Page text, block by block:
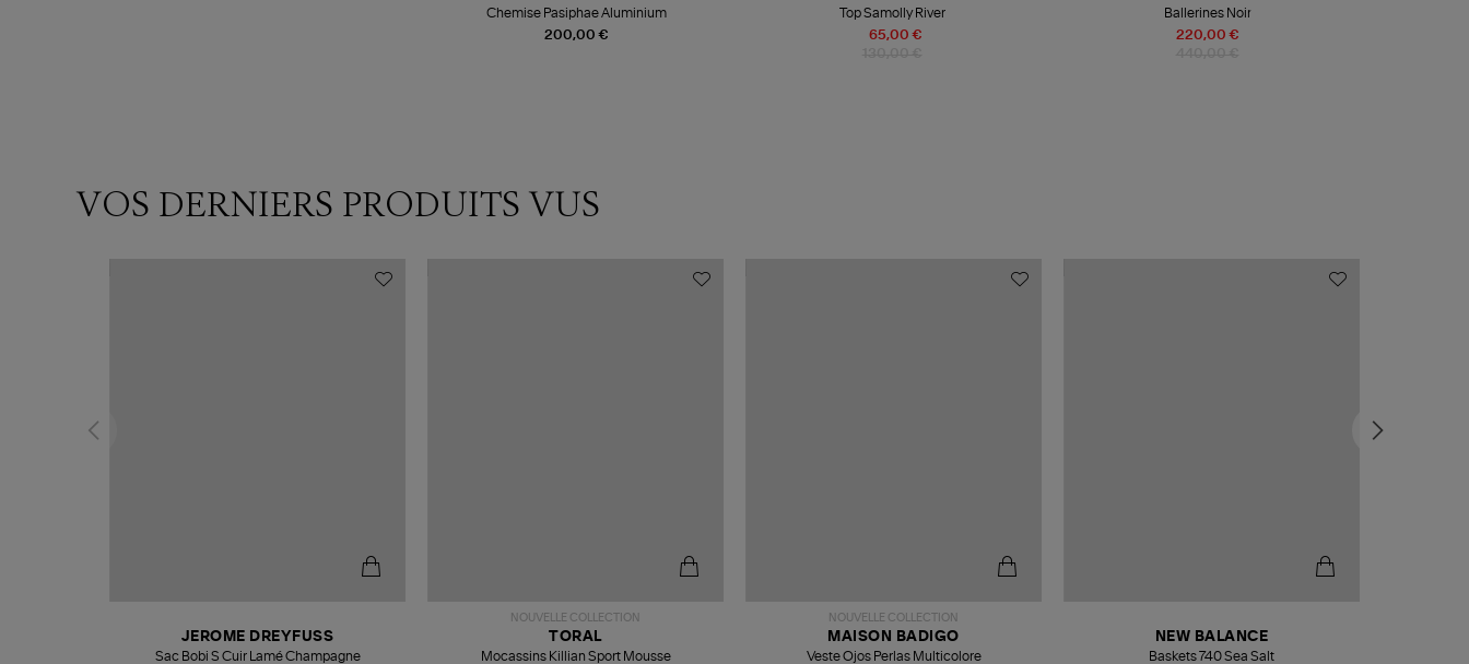
200,00 €
Chemise Pasiphae Aluminium
65,00 €
Top Samolly River
220,00 €
Ballerines Noir
VOS DERNIERS PRODUITS VUS
JEROME DREYFUSS
Sac Bobi S Cuir Lamé Champagne
NOUVELLE COLLECTION
TORAL
Mocassins Killian Sport Mousse
NOUVELLE COLLECTION
MAISON BADIGO
Veste Ojos Perlas Multicolore
NEW BALANCE
Baskets 740 Sea Salt